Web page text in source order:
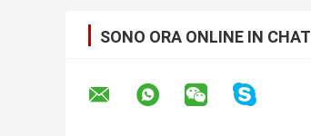
SONO ORA ONLINE IN CHAT